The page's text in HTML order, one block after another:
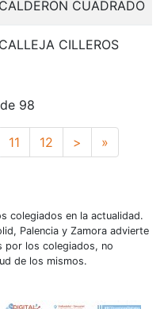
CALDERON CUADRADO
CALLEJA CILLEROS
98
11 12 > Siguiente
»
colegiados en la actualidad.
Palencia y Zamora advierte
por los colegiados, no
de los mismos.